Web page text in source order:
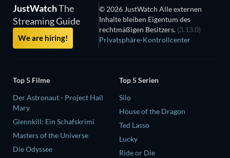
JustWatchThe
Streaming Guide
We are hiring!
© 2026 JustWatch Alle externen
Inhalte bleiben Eigentum des
rechtmäßigen Besitzers. (3.13.0)
Privatsphäre-Kontrollcenter
Top 5 Filme
Der Astronaut - Project Hail
Mary
Glennkill: Ein Schafskrimi
Masters of the Universe
Die Odyssee
Top 5 Serien
Silo
House of the Dragon
Ted Lasso
Lucky
Ride or Die